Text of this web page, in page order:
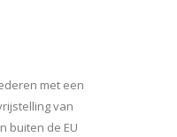
met een
van
buiten de EU